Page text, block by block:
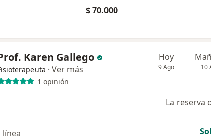
$ 70.000
Karen Gallego
· Ver más
1 opinión
línea
Hoy
9 Ago 10
La reserva